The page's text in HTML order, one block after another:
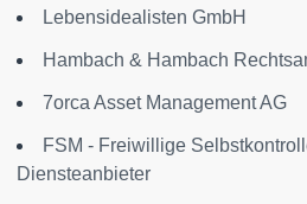
Lebensidealisten GmbH
Hambach & Hambach
7orca Asset Management AG
FSM - Freiwillige
Diensteanbieter